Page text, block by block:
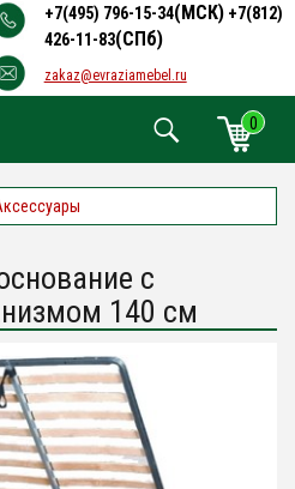
+7(495) 796-15-34(МСК) +7(812)
426-11-83(СПб)
zakaz@evraziamebel.ru
0
с
140 см